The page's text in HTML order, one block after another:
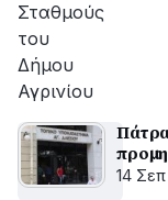
Σταθμούς
του
Δήμου
Αγρινίου
14